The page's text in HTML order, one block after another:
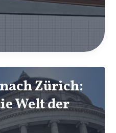
Zürich:
Welt der